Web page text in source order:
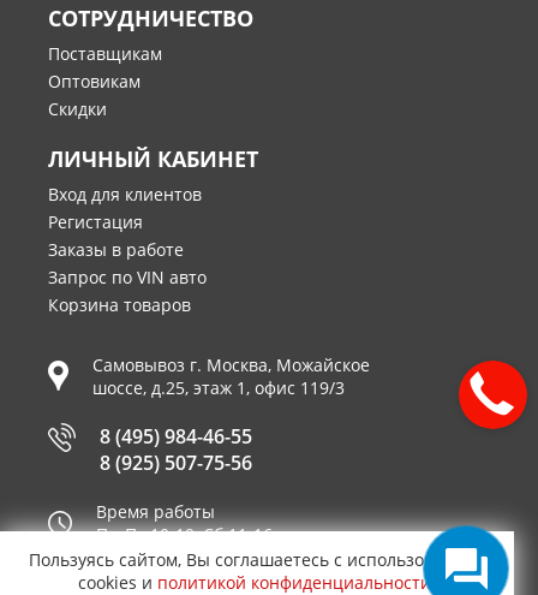
СОТРУДНИЧЕСТВО
Поставщикам
Оптовикам
Скидки
ЛИЧНЫЙ КАБИНЕТ
Вход для клиентов
Регистация
Заказы в работе
Запрос по VIN авто
Корзина товаров
Самовывоз г. Москва, Можайское
шоссе, д.25, этаж 1, офис 119/3
8 (495) 984-46-55
8 (925) 507-75-56
Время работы
Пн-Пт 10-19, Сб 11-16
Принимаем к оплате
Пользуясь сайтом, Вы соглашаетесь с использованием
cookies и политикой конфиденциальности